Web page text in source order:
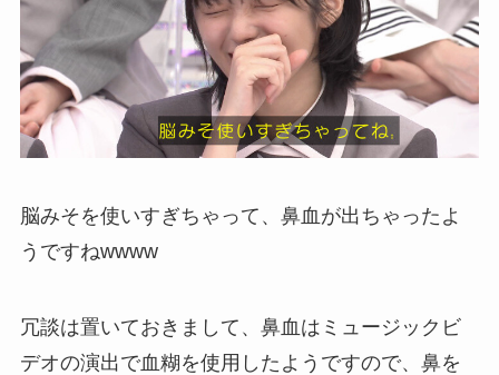
脳みそを使いすぎちゃって、鼻血が出ちゃったよ
うですねwwww
冗談は置いておきまして、鼻血はミュージックビ
デオの演出で血糊を使用したようですので、鼻を